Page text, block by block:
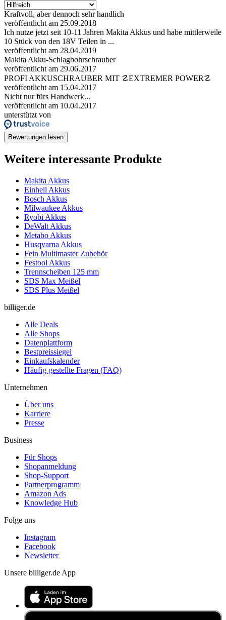
Kraftvoll, aber dennoch sehr handlich
veröffentlicht am 25.09.2018
Ich nutze jetzt seit 10-11 Jahren Makita Akkus und habe mittlerweile
10 Stück von den 18V Teilen in ...
veröffentlicht am 28.04.2019
Makita Akku-Schlagbohrschrauber
veröffentlicht am 29.06.2017
PROFI AKKUSCHRAUBER MIT ☡EXTREMER POWER☡
veröffentlicht am 15.04.2017
Nicht nur fürs Handwerk...
veröffentlicht am 10.04.2017
unterstützt von
Bewertungen lesen
Weitere interessante Produkte
Makita Akkus
Einhell Akkus
Bosch Akkus
Milwaukee Akkus
Ryobi Akkus
DeWalt Akkus
Metabo Akkus
Husqvarna Akkus
Fein Multimaster Zubehör
Festool Akkus
Trennscheiben 125 mm
SDS Max Meißel
SDS Plus Meißel
billiger.de
Alle Deals
Alle Shops
Datenplattform
Bestpreissiegel
Einkaufskalender
Häufig gestellte Fragen (FAQ)
Unternehmen
Über uns
Karriere
Presse
Business
Für Shops
Shopanmeldung
Shop-Support
Partnerprogramm
Amazon Ads
Knowledge Hub
Folge uns
Instagram
Facebook
Newsletter
Unsere billiger.de App